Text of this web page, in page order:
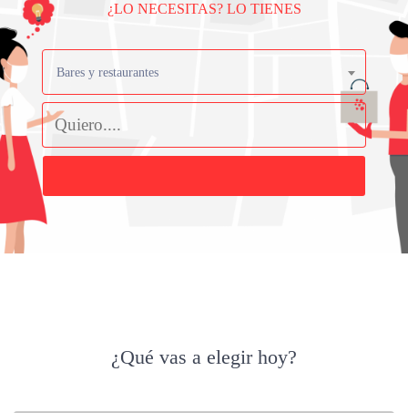
¿LO NECESITAS? LO TIENES
Bares y restaurantes
¿Qué vas a elegir hoy?